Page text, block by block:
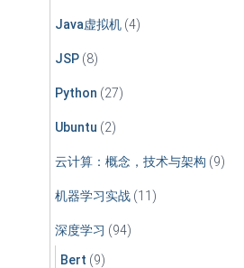
Java虚拟机 (4)
JSP (8)
Python (27)
Ubuntu (2)
云计算：概念，技术与架构 (9)
机器学习实战 (11)
深度学习 (94)
Bert (9)